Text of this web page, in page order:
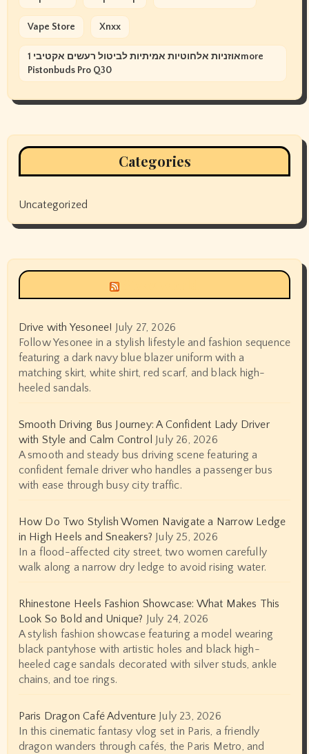
Vape Store Xnxx
אוזניות אלחוטיות אמיתיות לביטול רעשים אקטיבי 1more
Pistonbuds Pro Q30
Categories
Uncategorized
Drive with Yesonee! July 27, 2026
Follow Yesonee in a stylish lifestyle and fashion sequence
featuring a dark navy blue blazer uniform with a
matching skirt, white shirt, red scarf, and black high-
heeled sandals.
Smooth Driving Bus Journey: A Confident Lady Driver
with Style and Calm Control July 26, 2026
A smooth and steady bus driving scene featuring a
confident female driver who handles a passenger bus
with ease through busy city traffic.
How Do Two Stylish Women Navigate a Narrow Ledge
in High Heels and Sneakers? July 25, 2026
In a flood-affected city street, two women carefully
walk along a narrow dry ledge to avoid rising water.
Rhinestone Heels Fashion Showcase: What Makes This
Look So Bold and Unique? July 24, 2026
A stylish fashion showcase featuring a model wearing
black pantyhose with artistic holes and black high-
heeled cage sandals decorated with silver studs, ankle
chains, and toe rings.
Paris Dragon Café Adventure July 23, 2026
In this cinematic fantasy vlog set in Paris, a friendly
dragon wanders through cafés, the Paris Metro, and